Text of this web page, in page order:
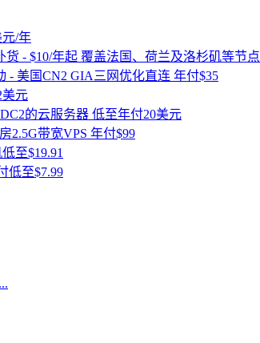
元/年
货 - $10/年起 覆盖法国、荷兰及洛杉矶等节点
- 美国CN2 GIA三网优化直连 年付$35
美元
的云服务器 低至年付20美元
2.5G带宽VPS 年付$99
至$19.91
低至$7.99